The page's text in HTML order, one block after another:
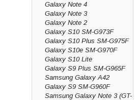
Galaxy Note 4
Galaxy Note 3
Galaxy Note 2
Galaxy S10 SM-G973F
Galaxy S10 Plus SM-G975F
Galaxy S10e SM-G970F
Galaxy S10 Lite
Galaxy S9 Plus SM-G965F
Samsung Galaxy A42
Galaxy S9 SM-G960F
Samsung Galaxy Note 3 (GT-